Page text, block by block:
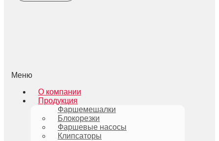
Меню
О компании
Продукция
Фаршемешалки
Блокорезки
Фаршевые насосы
Клипсаторы